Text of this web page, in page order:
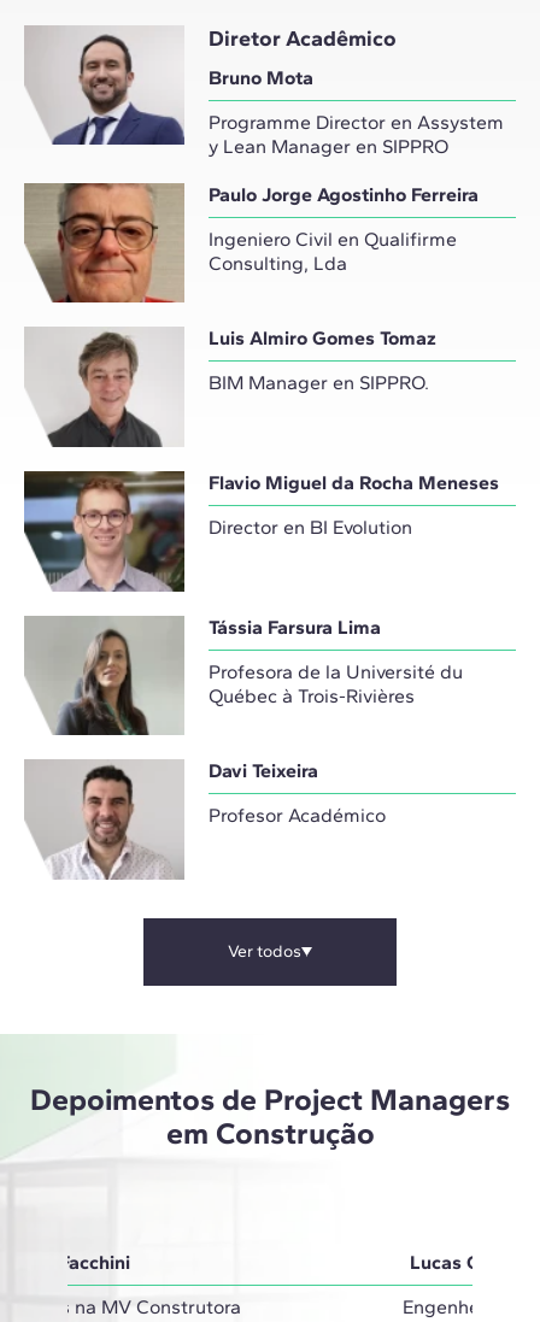
Diretor Acadêmico
Bruno Mota
Programme Director en Assystem
y Lean Manager en SIPPRO
Paulo Jorge Agostinho Ferreira
Ingeniero Civil en Qualifirme
Consulting, Lda
Luis Almiro Gomes Tomaz
BIM Manager en SIPPRO.
Flavio Miguel da Rocha Meneses
Director en BI Evolution
Tássia Farsura Lima
Profesora de la Université du
Québec à Trois-Rivières
Davi Teixeira
Profesor Académico
Ver todos
Depoimentos de Project Managers
em Construção
Carla Facchini
na MV Construtora
Lucas Guedes
Engenheiro